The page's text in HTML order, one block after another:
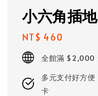
小六角插
Regular
price
NT$ 460
全館滿 $2,000
多元支付好方便
卡